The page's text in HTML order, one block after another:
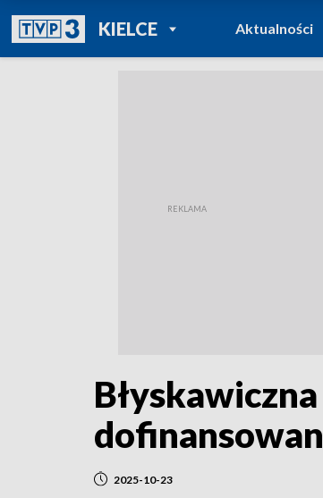
KIELCEPOWRÓT DO
TVP REGIONY
Aktualności
2025-10-23